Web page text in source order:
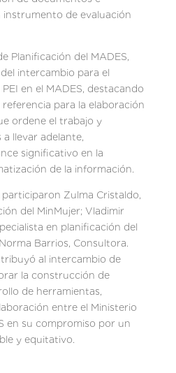
de evaluación
Planificación del MADES,
intercambio para el
en el MADES, destacando
para la elaboración
ordene el trabajo y
llevar adelante,
significativo en la
de la información.
Zulma Cristaldo,
del MinMujer; Vladimir
en planificación del
Barrios, Consultora.
al intercambio de
la construcción de
de herramientas,
entre el Ministerio
en su compromiso por un
y equitativo.